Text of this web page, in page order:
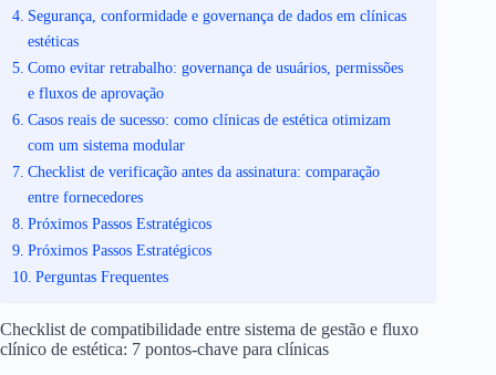
Segurança, conformidade e governança de dados em clínicas
estéticas
Como evitar retrabalho: governança de usuários, permissões
e fluxos de aprovação
Casos reais de sucesso: como clínicas de estética otimizam
com um sistema modular
Checklist de verificação antes da assinatura: comparação
entre fornecedores
Próximos Passos Estratégicos
Próximos Passos Estratégicos
Perguntas Frequentes
Checklist de compatibilidade entre sistema de gestão e fluxo
clínico de estética: 7 pontos-chave para clínicas